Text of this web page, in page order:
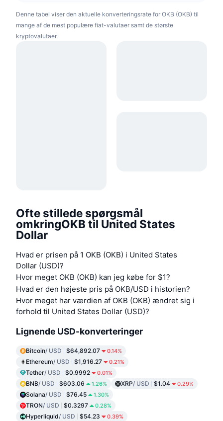
Denne tabel viser den aktuelle konverteringsrate for OKB (OKB) til
mange af de mest populære fiat-valutaer samt de største
kryptovalutaer.
Ofte stillede spørgsmål
omkringOKB til United States
Dollar
Hvad er prisen på 1 OKB (OKB) i United States
Dollar (USD)?
Hvor meget OKB (OKB) kan jeg købe for $1?
Hvad er den højeste pris på OKB/USD i historien?
Hvor meget har værdien af OKB (OKB) ændret sig i
forhold til United States Dollar (USD)?
Lignende USD-konverteringer
Bitcoin/ USD $64,892.07 0.14%
Ethereum/ USD $1,916.27 0.21%
Tether/ USD $0.9992 0.01%
BNB/ USD $603.06 1.26% XRP/ USD $1.04 0.29%
Solana/ USD $76.45 1.30%
TRON/ USD $0.3297 0.28%
Hyperliquid/ USD $54.23 0.39%